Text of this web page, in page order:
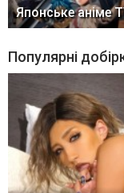
Японське аніме
Популярні